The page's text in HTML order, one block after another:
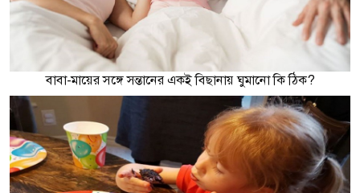
বাবা-মায়ের সঙ্গে সন্তানের একই বিছানায় ঘুমানো কি ঠিক?